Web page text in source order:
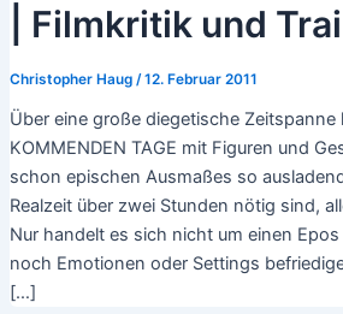
| Filmkritik und
Christopher Haug /12. Februar 2011
Über eine große diegetische Zeitspanne
KOMMENDEN TAGE mit Figuren und
schon epischen Ausmaßes so
Realzeit über zwei Stunden nötig sind,
Nur handelt es sich nicht um einen
noch Emotionen oder Settings
[…]